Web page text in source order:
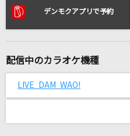
超特急逃走中
『ユイカ』
奏(かなで)
デンモクアプリで予約
配信中のカラオケ機種
LIVE DAM WAO!